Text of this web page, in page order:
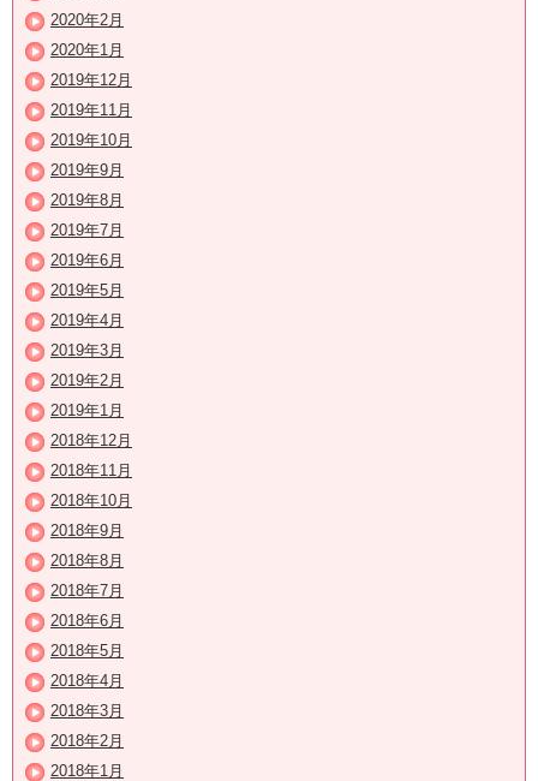
2020年2月
2020年1月
2019年12月
2019年11月
2019年10月
2019年9月
2019年8月
2019年7月
2019年6月
2019年5月
2019年4月
2019年3月
2019年2月
2019年1月
2018年12月
2018年11月
2018年10月
2018年9月
2018年8月
2018年7月
2018年6月
2018年5月
2018年4月
2018年3月
2018年2月
2018年1月